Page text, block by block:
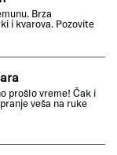
Brza
i kvarova. Pozovite
prošlo vreme! Čak i
veša na ruke